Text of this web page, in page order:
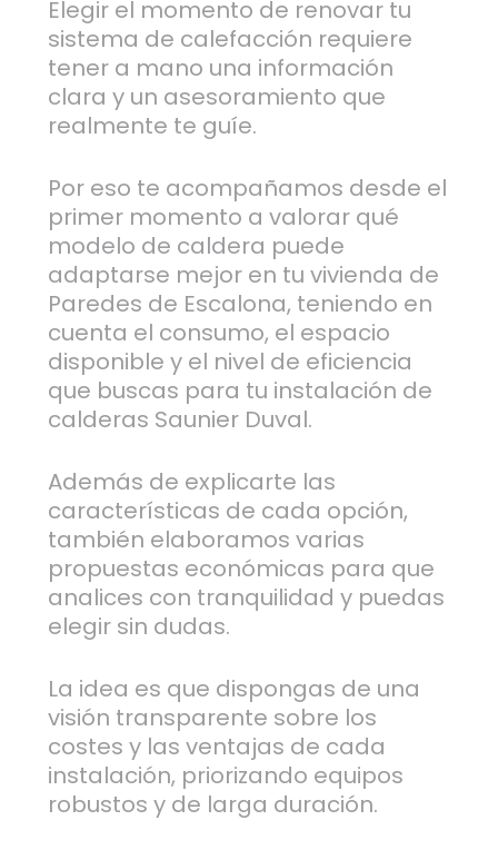
Elegir el momento de renovar tu
sistema de calefacción requiere
tener a mano una información
clara y un asesoramiento que
realmente te guíe.
Por eso te acompañamos desde el
primer momento a valorar qué
modelo de caldera puede
adaptarse mejor en tu vivienda de
Paredes de Escalona, teniendo en
cuenta el consumo, el espacio
disponible y el nivel de eficiencia
que buscas para tu instalación de
calderas Saunier Duval.
Además de explicarte las
características de cada opción,
también elaboramos varias
propuestas económicas para que
analices con tranquilidad y puedas
elegir sin dudas.
La idea es que dispongas de una
visión transparente sobre los
costes y las ventajas de cada
instalación, priorizando equipos
robustos y de larga duración.